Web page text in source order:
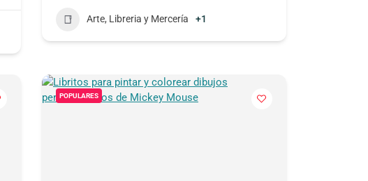
Arte, Libreria y Mercería +1
POPULARES